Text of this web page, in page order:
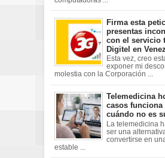
Firma esta
presentas
con el servicio
Digitel en
Esta vez, creo
exponer mi
molestia con la Corporación ...
Telemedicina
casos funciona
cuándo no es
La telemedicina
ser una
convertirse en
estable ...